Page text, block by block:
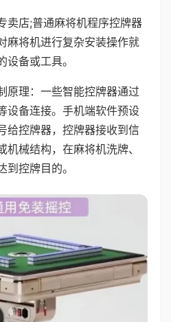
卖店;普通麻将机程序控牌器
麻将机进行复杂安装操作就
备或工具。
原理：一些智能控牌器通过
设备连接。手机端软件预设
给控牌器，控牌器接收到信
械结构，在麻将机洗牌、
控牌目的。